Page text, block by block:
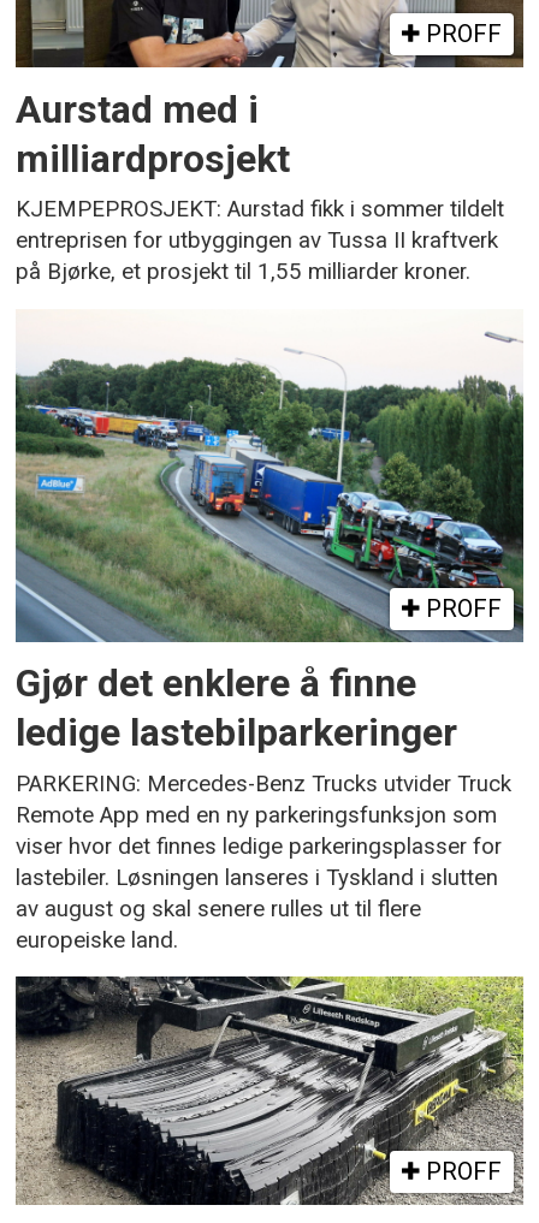
PROFF
Aurstad med i
milliardprosjekt
KJEMPEPROSJEKT: Aurstad fikk i sommer tildelt
entreprisen for utbyggingen av Tussa II kraftverk
på Bjørke, et prosjekt til 1,55 milliarder kroner.
PROFF
Gjør det enklere å finne
ledige lastebilparkeringer
PARKERING: Mercedes-Benz Trucks utvider Truck
Remote App med en ny parkeringsfunksjon som
viser hvor det finnes ledige parkeringsplasser for
lastebiler. Løsningen lanseres i Tyskland i slutten
av august og skal senere rulles ut til flere
europeiske land.
PROFF